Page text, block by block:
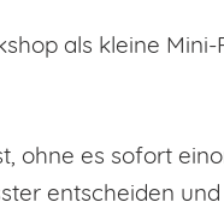
als kleine
ohne es sofort
entscheiden